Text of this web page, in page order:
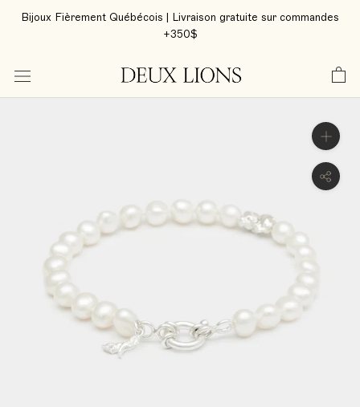
AllerBijoux Fièrement Québécois | Livraison gratuite sur commandes
+350$